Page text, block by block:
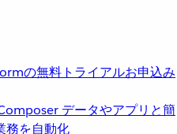
の無料トライアルお申込み
データやアプリと簡
務を自動化